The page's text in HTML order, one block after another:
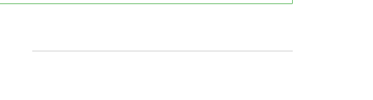
2 3 4 5 6 7 8